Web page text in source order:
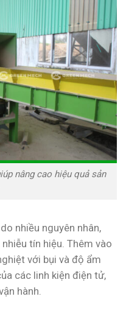
nâng cao hiệu quả sản
nhiều nguyên nhân,
tín hiệu. Thêm vào
với bụi và độ ẩm
các linh kiện điện tử,
hành.